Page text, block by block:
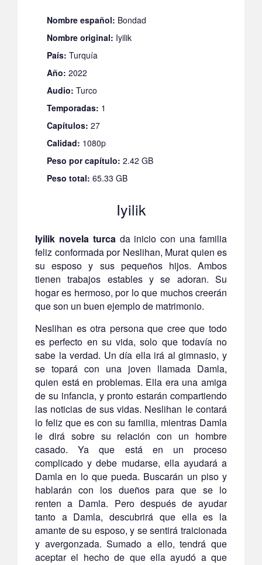
Nombre español: Bondad
Nombre original: Iyilik
País: Turquía
Año: 2022
Audio: Turco
Temporadas: 1
Capítulos: 27
Calidad: 1080p
Peso por capítulo: 2.42 GB
Peso total: 65.33 GB
Iyilik
Iyilik novela turca da inicio con una familia
feliz conformada por Neslihan, Murat quien es
su esposo y sus pequeños hijos. Ambos
tienen trabajos estables y se adoran. Su
hogar es hermoso, por lo que muchos creerán
que son un buen ejemplo de matrimonio.
Neslihan es otra persona que cree que todo
es perfecto en su vida, solo que todavía no
sabe la verdad. Un día ella irá al gimnasio, y
se topará con una joven llamada Damla,
quien está en problemas. Ella era una amiga
de su infancia, y pronto estarán compartiendo
las noticias de sus vidas. Neslihan le contará
lo feliz que es con su familia, mientras Damla
le dirá sobre su relación con un hombre
casado. Ya que está en un proceso
complicado y debe mudarse, ella ayudará a
Damla en lo que pueda. Buscarán un piso y
hablarán con los dueños para que se lo
renten a Damla. Pero después de ayudar
tanto a Damla, descubrirá que ella es la
amante de su esposo, y se sentirá traicionada
y avergonzada. Sumado a ello, tendrá que
aceptar el hecho de que ella ayudó a que